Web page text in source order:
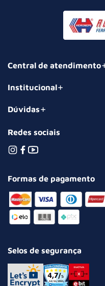
Central de atendimento
Institucional
Dúvidas
Redes sociais
Formas de pagamento
Selos de segurança